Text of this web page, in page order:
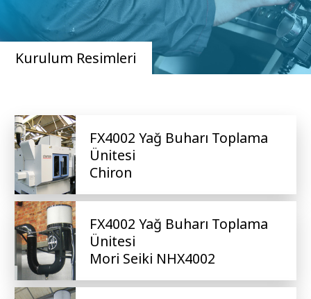
Kurulum Resimleri
FX4002 Yağ Buharı Toplama
Ünitesi
Chiron
FX4002 Yağ Buharı Toplama
Ünitesi
Mori Seiki NHX4002